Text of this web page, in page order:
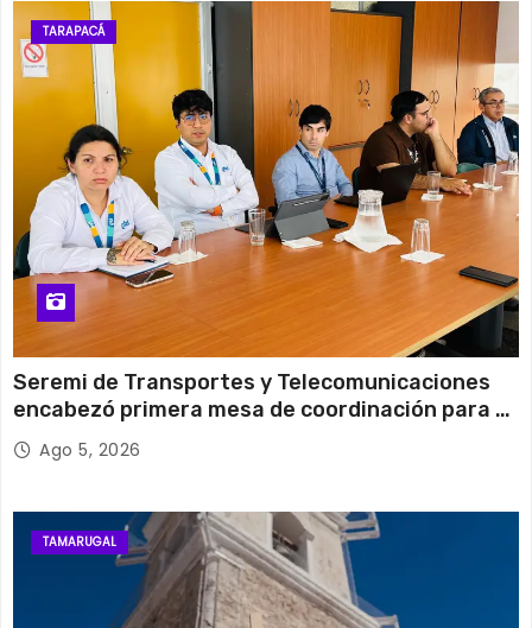
11 de agosto
Martes 28°C
12 de agosto
Miércoles
TARAPACÁ
Seremi de Transportes y Telecomunicaciones
encabezó primera mesa de coordinación para el
retiro de cables en desuso en Iquique
Ago 5, 2026
TAMARUGAL